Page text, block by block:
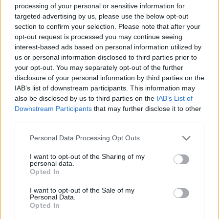
processing of your personal or sensitive information for
targeted advertising by us, please use the below opt-out
section to confirm your selection. Please note that after your
opt-out request is processed you may continue seeing
interest-based ads based on personal information utilized by
us or personal information disclosed to third parties prior to
your opt-out. You may separately opt-out of the further
disclosure of your personal information by third parties on the
IAB’s list of downstream participants. This information may
also be disclosed by us to third parties on the IAB’s List of
Downstream Participants that may further disclose it to other
Please note that this website/app uses one or more Google
not limited to your visit or usage behaviour. You may click to
grant or deny consent to Google and its third-party tags to
use your data for below specified purposes in below Google
consent section.
Personal Data Processing Opt Outs
I want to opt-out of the Sharing of my
personal data.
Opted In
I want to opt-out of the Sale of my
Personal Data.
Opted In
SPRAWDŹ
Często sprawdzane
Odmiana: opotrafiąc,potrafiącyipotrafiwszy
Imbusczyinbus?
Charakterystyka gramatyczna zaimka zwrotnegosię
— Dawniej, panie, to dopiero były
— O nieistniejącym (?)
Mogą Cię zainteresować również hasła